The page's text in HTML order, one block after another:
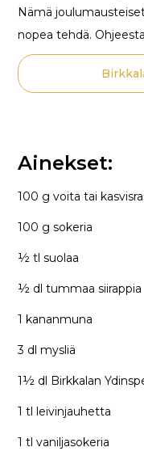
Nämä
nopea tehdä.
Ainekset:
100 g voita tai
100 g sokeria
½ tl suolaa
½ dl tummaa siirappia
1 kananmuna
3 dl mysliä
1½ dl Birkkalan
1 tl leivinjauhetta
1 tl vaniljasokeria